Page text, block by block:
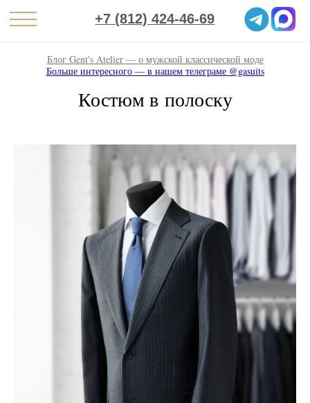
+7 (812) 424-46-69
Блог Gent's Atelier — о мужской классической моде
Больше интересного — в нашем телеграме @gasuits
Костюм в полоску